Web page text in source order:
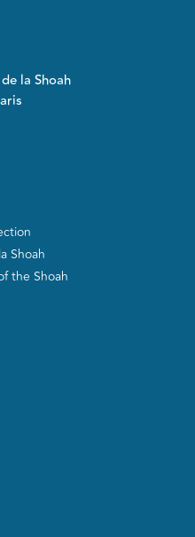
la Shoah
Shoah
the Shoah